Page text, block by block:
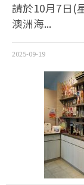
請於10月7日(
澳洲海...
2025-09-19